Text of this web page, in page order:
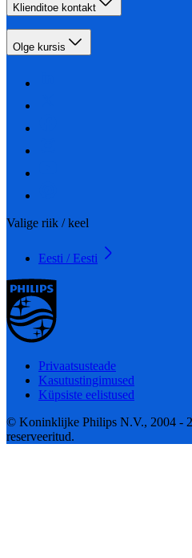
Klienditoe kontakt
Olge kursis
Valige riik / keel
Eesti / Eesti
Privaatsusteade
Kasutustingimused
Küpsiste eelistused
© Koninklijke Philips N.V., 2004 -
reserveeritud.